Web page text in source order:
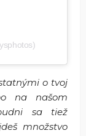
o tvoj
na našom
sa tiež
množstvo